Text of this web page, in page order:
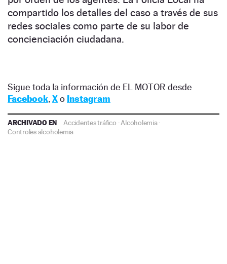
compartido los detalles del caso a través de sus
redes sociales como parte de su labor de
concienciación ciudadana.
Sigue toda la información de EL MOTOR desde
Facebook, Xo Instagram
ARCHIVADO EN Accidentes tráfico ·Alcoholemia·
Controles alcoholemia